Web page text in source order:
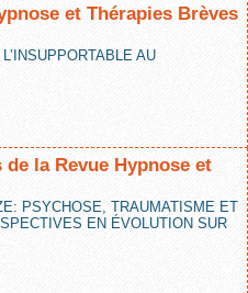
et Thérapies Brèves
AU
la Revue Hypnose et
PSYCHOSE, TRAUMATISME ET
EN ÉVOLUTION SUR